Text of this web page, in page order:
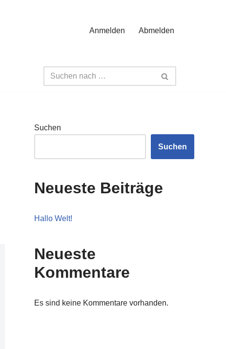
Anmelden Abmelden
Suchen
Suchen
Neueste Beiträge
Hallo Welt!
Neueste
Kommentare
Es sind keine Kommentare vorhanden.